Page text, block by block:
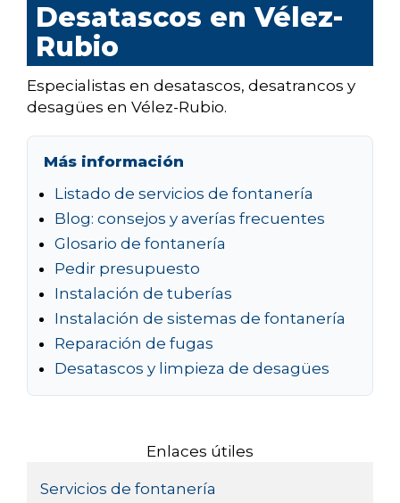
Desatascos en Vélez-
Rubio
Especialistas en desatascos, desatrancos y
desagües en Vélez-Rubio.
Más información
Listado de servicios de fontanería
Blog: consejos y averías frecuentes
Glosario de fontanería
Pedir presupuesto
Instalación de tuberías
Instalación de sistemas de fontanería
Reparación de fugas
Desatascos y limpieza de desagües
Enlaces útiles
Servicios de fontanería